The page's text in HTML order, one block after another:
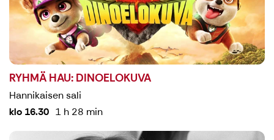
RYHMÄ HAU: DINOELOKUVA
Hannikaisen sali
klo 16.30 1 h 28 min